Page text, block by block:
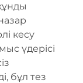
кесу
үдерісі
бұл тез